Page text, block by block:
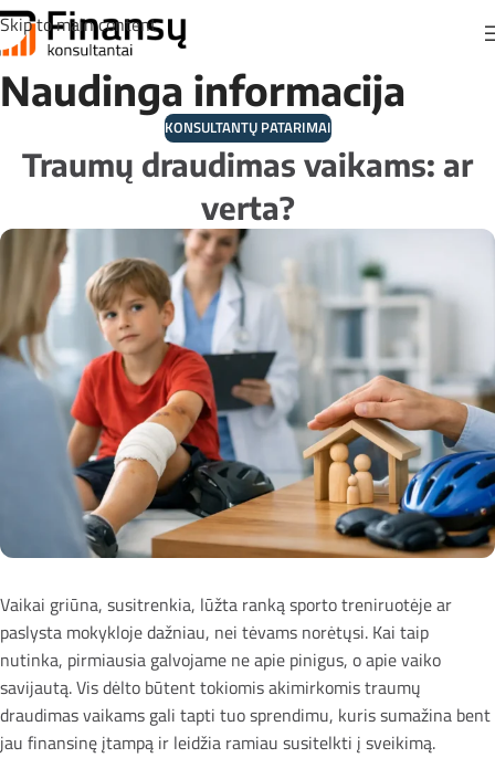
Skip to main content
Naudinga informacija
KONSULTANTŲ PATARIMAI
Traumų draudimas vaikams: ar
verta?
Vaikai griūna, susitrenkia, lūžta ranką sporto treniruotėje ar
paslysta mokykloje dažniau, nei tėvams norėtųsi. Kai taip
nutinka, pirmiausia galvojame ne apie pinigus, o apie vaiko
savijautą. Vis dėlto būtent tokiomis akimirkomis traumų
draudimas vaikams gali tapti tuo sprendimu, kuris sumažina bent
jau finansinę įtampą ir leidžia ramiau susitelkti į sveikimą.